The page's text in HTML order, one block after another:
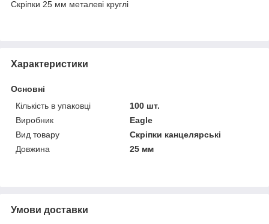
Скріпки 25 мм металеві круглі
Характеристики
Основні
Кількість в упаковці
100 шт.
Виробник
Eagle
Вид товару
Скріпки канцелярські
Довжина
25 мм
Умови доставки